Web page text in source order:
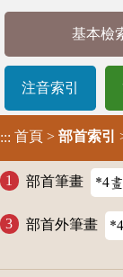
基本檢
注音索引
::: 首頁 > 部首索引
部首筆畫
部首外筆畫